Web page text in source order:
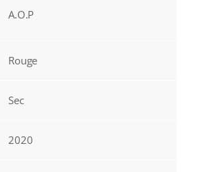
A.O.P
Rouge
Sec
2020